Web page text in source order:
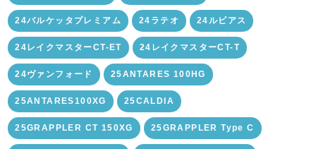
24バルケッタプレミアム 24ラテオ 24ルビアス
24レイクマスターCT-ET 24レイクマスターCT-T
24ヴァンフォード 25ANTARES 100HG
25ANTARES100XG 25CALDIA
25GRAPPLER CT 150XG 25GRAPPLER Type C